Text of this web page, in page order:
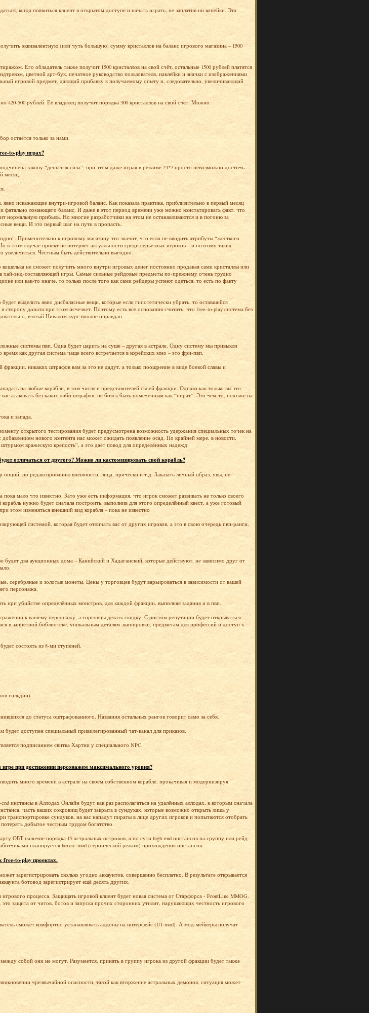
когда появиться клиент в открытом доступе и начать играть, не заплатив ни копейки. Эта
эквивалентную (или чуть большую) сумму кристаллов на баланс игрового магазина – 1500
Его обладатель также получит 1500 кристаллов на свой счёт, остальные 1500 рублей платятся
цветной арт-бук, печатное руководство пользователя, наклейки и значки с изображениями
игровой предмет, дающий прибавку к получаемому опыту и, следовательно, увеличивающий
420-500 рублей. Её владелец получит порядка 300 кристаллов на свой счёт. Можно
остаётся только за нами.
to-play играх?
закону “деньги = сила”, при этом даже играя в режиме 24*7 просто невозможно достичь
месяц.
искажающие внутри-игровой баланс. Как показала практика, приблизительно в первый месяц
ломающего баланс. И даже в этот период времени уже можно констатировать факт, что
прибыль. Но многие разработчики на этом не останавливаются и в погоню за
вещи. И это первый шаг на пути в пропасть.
Применительно к игровому магазину это значит, что если не вводить атрибуты “жесткого
случае проект не потеряет актуальности среди серьёзных игроков – и поэтому таких
Честным быть действительно выгодно.
не сможет получить много внутри игровых денег постоянно продавая сами кристаллы или
энд-составляющей игры. Самые сильные рейдовые предметы по-прежнему очень трудно
или как-то иначе, то только после того как сами рейдеры успеют одеться, то есть по факту
выделить явно дисбаласные вещи, которые если гипотетически убрать, то оставшийся
доната при этом исчезнет. Поэтому есть все основания считать, что free-to-play система без
взятый Нивалом курс вполне оправдан.
системы пвп. Одна будет царить на суше – другая в астрале. Одну систему мы привыкли
как другая система чаще всего встречается в корейских ммо – это фри-пвп.
никаких штрафов вам за это не дадут, а только поощрение в виде боевой славы и
на любые корабли, в том числе и представителей своей фракции. Однако как только вы это
атаковать без каких либо штрафов, не боясь быть помеченным как “пират”. Это чем-то, похоже на
и запада.
открытого тестирования будет предусмотрена возможность удержания специальных точек на
нового контента нас может ожидать появление осад. По крайней мере, в новости,
вражескую крепость”, а это даёт повод для определённых надежд.
отличаться от другого? Можно ли кастомизировать свой корабль?
по редактированию внешности, лица, причёски и т.д. Заказать личный образ, увы, не
мало что известно. Зато уже есть информация, что игрок сможет развивать не только своего
нужно будет сначала построить, выполнив для этого определённый квест, а уже готовый
этом изменяться внешний вид корабля – пока не известно
системой, которая будет отличать вас от других игроков, а это в свою очередь пвп-ранги,
два аукционных дома – Канийский и Хадаганский, которые действуют, не зависимо друг от
серебряные и золотые монеты. Цены у торговцев будут варьироваться в зависимости от вашей
персонажа.
при убийстве определённых монстров, для каждой фракции, выполняя задания и в пвп.
к вашему персонажу, а торговцы делать скидку. С ростом репутации будет открываться
в запретной библиотеке, уникальным деталям экипировки, предметам для профессий и доступ к
состоять из 8-ми ступеней.
гильдии)
до статуса оштрафованного. Названия остальных рангов говорит само за себя.
доступен специальный привилегированный чат-канал для приказов.
подписанием свитка Хартии у специального NPC.
при достижении персонажем максимального уровня?
много времени в астрале на своём собственном корабле, прокачивая и модернизируя
инстансы в Аллодах Онлайн будут как раз располагаться на удалённых аллодах, к которым сначала
часть ваших сокровищ будет закрыта в сундуках, которые возможно открыть лишь у
транспортировке сундуков, на вас нападут пираты в лице других игроков и попытаются отобрать
добытое честным трудом богатство.
ОБТ наличие порядка 15 астральных островов, а по сути high-end инстансов на группу или рейд.
планируется heroic-mod (героический режим) прохождения инстансов.
free-to-play проектах.
зарегистрировать сколько угодно аккаунтов, совершенно бесплатно. В результате открывается
ботовод зарегистрирует ещё десять других.
процесса. Защищать игровой клиент будет новая система от Старфорса - FrontLine MMOG.
защита от читов, ботов и запуска прочих сторонних утилит, нарушающих честность игрового
сможет комфортно устанавливать аддоны на интерфейс (UI-mod). А мод-мейкеры получат
собой они не могут. Разумеется, принять в группу игрока из другой фракции будет также
чрезвычайной опасности, такой как вторжение астральных демонов, ситуация может